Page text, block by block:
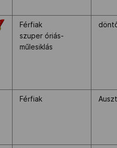
Férfiak
szuper óriás-
műlesiklás
Férfiak